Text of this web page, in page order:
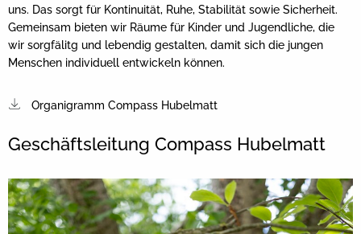
uns. Das sorgt für Kontinuität, Ruhe, Stabilität sowie Sicherheit.
Gemeinsam bieten wir Räume für Kinder und Jugendliche, die
wir sorgfälitg und lebendig gestalten, damit sich die jungen
Menschen individuell entwickeln können.
Organigramm Compass Hubelmatt
Geschäftsleitung Compass Hubelmatt